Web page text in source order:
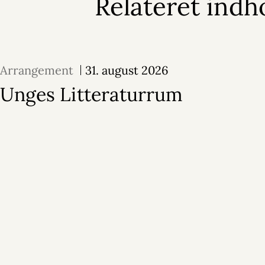
Relateret
Arrangement 31. august 2026
Unges Litteraturrum